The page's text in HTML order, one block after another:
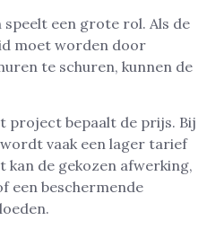
speelt een grote rol. Als de
moet worden door
te schuren, kunnen de
project bepaalt de prijs. Bij
vaak een lager tarief
kan de gekozen afwerking,
een beschermende